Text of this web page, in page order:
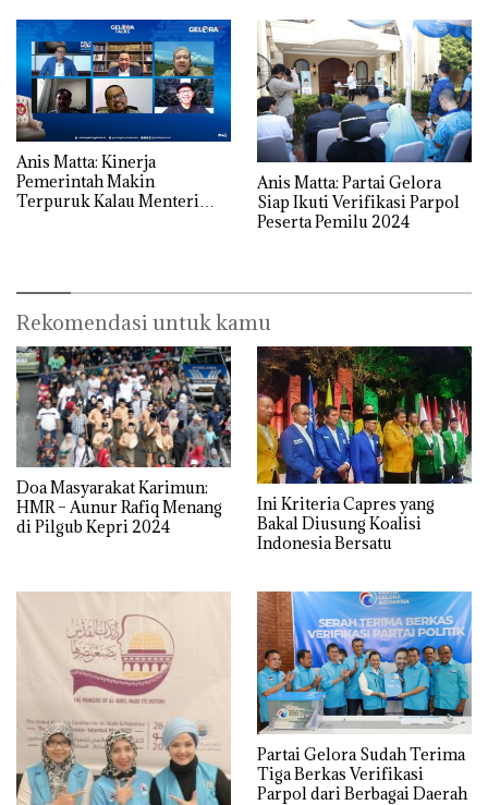
Palestine di Istanbul
Anis Matta: Kinerja
Pemerintah Makin
Terpuruk Kalau Menteri
Anis Matta: Partai Gelora
Siap Ikuti Verifikasi Parpol
Peserta Pemilu 2024
Rekomendasi untuk kamu
Doa Masyarakat Karimun:
HMR – Aunur Rafiq Menang
di Pilgub Kepri 2024
Ini Kriteria Capres yang
Bakal Diusung Koalisi
Indonesia Bersatu
Partai Gelora Sudah Terima
Tiga Berkas Verifikasi
Parpol dari Berbagai Daerah